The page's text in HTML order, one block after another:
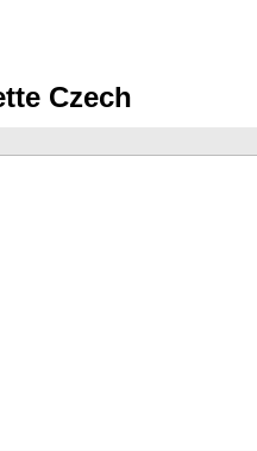
Czech